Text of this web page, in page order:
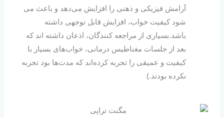
آرامش فیزیکی و ذهنی را افزایش می‌دهد و باعث می
شود کیفیت خواب، افزایش قابل توجهی داشته
باشد.بسیاری از مراجعه کنندگان، اذعان داشته اند که
بعد از جلسات مغناطیس درمانی، خواب‌های بسیار با
کیفیت و عمیقی را تجربه کرده‌اند که مدت‌ها بود تجربه
نکرده بودند.)